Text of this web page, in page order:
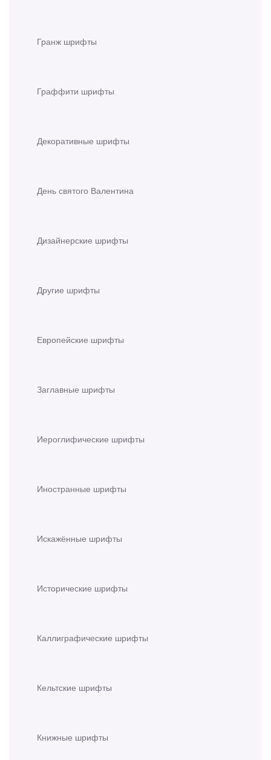
Гранж шрифты
Граффити шрифты
Декоративные шрифты
День святого Валентина
Дизайнерские шрифты
Другие шрифты
Европейские шрифты
Заглавные шрифты
Иероглифические шрифты
Иностранные шрифты
Искажённые шрифты
Исторические шрифты
Каллиграфические шрифты
Кельтские шрифты
Книжные шрифты